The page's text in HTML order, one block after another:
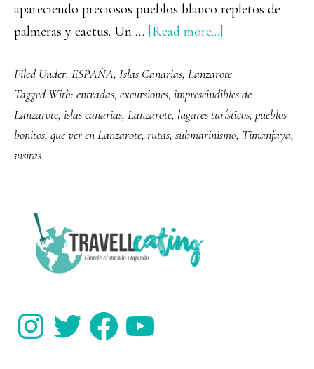
apareciendo preciosos pueblos blanco repletos de
palmeras y cactus. Un … [Read more...]
cosas
que
ver
y
Filed Under: ESPAÑA, Islas Canarias, Lanzarote
Tagged With: entradas, excursiones, imprescindibles de
Lanzarote, islas canarias, Lanzarote, lugares turísticos, pueblos
bonitos, que ver en Lanzarote, rutas, submarinismo, Timanfaya,
visitas
PRIMARY
SIDEBAR
InstagramTwitter FacebookYouTube